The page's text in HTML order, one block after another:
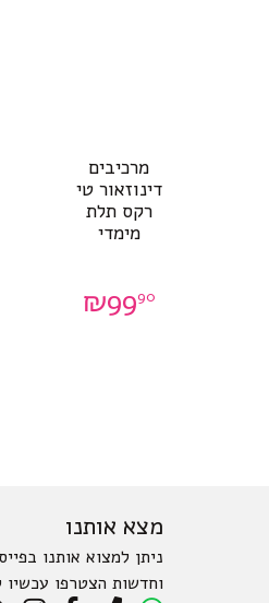
מרכיבים
דינוזאור טי
רקס תלת
מימדי
₪9990
מצא אותנו
ניתן למצוא אותנו
וחדשות הצטרפו עכשיו